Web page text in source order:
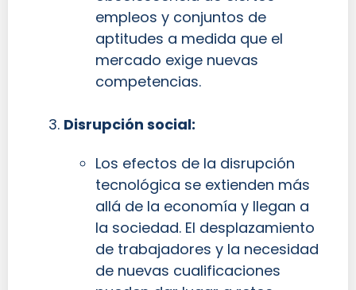
empleos y conjuntos de
aptitudes a medida que el
mercado exige nuevas
competencias.
Disrupción social:
Los efectos de la disrupción
tecnológica se extienden más
allá de la economía y llegan a
la sociedad. El desplazamiento
de trabajadores y la necesidad
de nuevas cualificaciones